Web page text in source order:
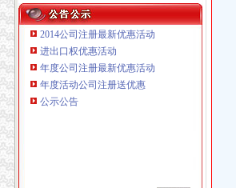
本站导航
2014公司注册最新优惠活动
进出口权优惠活动
年度公司注册最新优惠活动
年度活动公司注册送优惠
公示公告
重庆傲志众达投资咨询有限责任公司 渝九1000